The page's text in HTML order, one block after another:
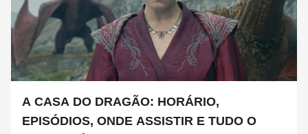
A CASA DO DRAGÃO: HORÁRIO,
EPISÓDIOS, ONDE ASSISTIR E TUDO O